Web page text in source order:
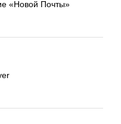
«Новой Почты»